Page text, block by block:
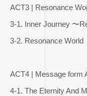
ACT3 | Resonance
3-1. Inner Journey 〜
3-2. Resonance World
ACT4 | Message form
4-1. The Eternity And